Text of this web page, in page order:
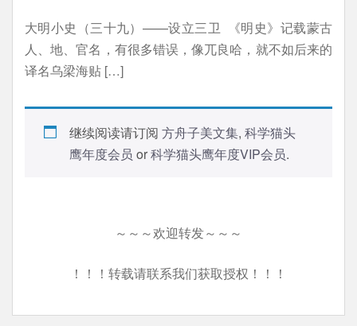
大明小史（三十九）——设立三卫 《明史》记载蒙古
人、地、官名，有很多错误，像兀良哈，就不如后来的
译名乌梁海贴 […]
继续阅读请订阅 方舟子美文集, 科学猫头
鹰年度会员 or科学猫头鹰年度VIP会员.
～～～欢迎转发～～～
！！！转载请联系我们获取授权！！！